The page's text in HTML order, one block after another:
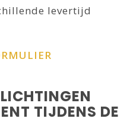
levertijd
TIJDENS DE